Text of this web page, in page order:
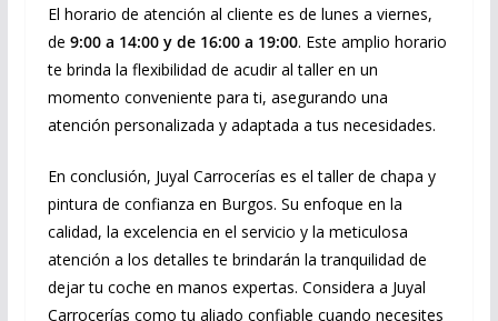
El horario de atención al cliente es de lunes a viernes,
de 9:00 a 14:00 y de 16:00 a 19:00. Este amplio horario
te brinda la flexibilidad de acudir al taller en un
momento conveniente para ti, asegurando una
atención personalizada y adaptada a tus necesidades.
En conclusión, Juyal Carrocerías es el taller de chapa y
pintura de confianza en Burgos. Su enfoque en la
calidad, la excelencia en el servicio y la meticulosa
atención a los detalles te brindarán la tranquilidad de
dejar tu coche en manos expertas. Considera a Juyal
Carrocerías como tu aliado confiable cuando necesites